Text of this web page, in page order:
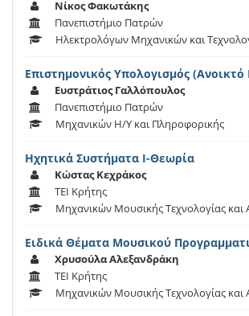
Νίκος Φακωτάκης
Πανεπιστήμιο Πατρών
Ηλεκτρολόγων Μηχανικών και
Επιστημονικός Υπολογισμός
Ευστράτιος Γαλλόπουλος
Πανεπιστήμιο Πατρών
Μηχανικών Η/Υ και Πληροφορικής
Ηχητικά Συστήματα Ι-Θεωρία
Κώστας Κεχράκος
ΤΕΙ Κρήτης
Μηχανικών Μουσικής Τεχνολογίας και
Ειδικά Θέματα Μουσικού
Χρυσούλα Αλεξανδράκη
ΤΕΙ Κρήτης
Μηχανικών Μουσικής Τεχνολογίας και